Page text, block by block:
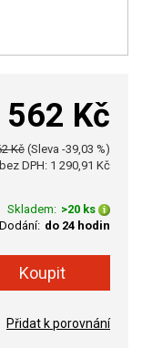
562 Kč
Kč(Sleva -39,03 %)
DPH: 1 290,91 Kč
Skladem: >20 ks
Dodání: do 24 hodin
Přidat k porovnání